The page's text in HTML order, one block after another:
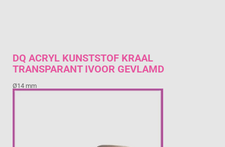
DQ ACRYL KUNSTSTOF KRAAL
TRANSPARANT IVOOR GEVLAMD
Ø14 mm